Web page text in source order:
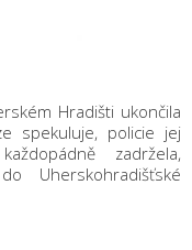
Hradišti ukončila
spekuluje, policie jej
zadržela,
Uherskohradišťské